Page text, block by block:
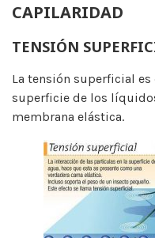
CAPILARIDAD
TENSIÓN
La tensión superficial
superficie de los
membrana elástica.